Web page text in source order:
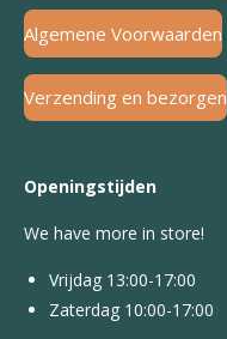
Algemene Voorwaarden
Verzending en bezorgen
Openingstijden
We have more in store!
Vrijdag 13:00-17:00
Zaterdag 10:00-17:00